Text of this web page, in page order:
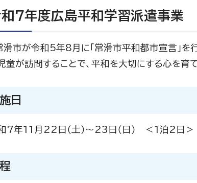
7年度広島平和学習派遣事業
市が令和5年8月に「常滑市平和都市宣言」を
童が訪問することで、平和を大切にする心を育
日
7年11月22日（土）～23日（日） ＜1泊2日＞